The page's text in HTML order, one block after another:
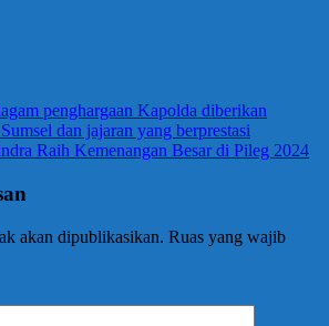
penghargaan Kapolda diberikan
dan jajaran yang berprestasi
Raih Kemenangan Besar di Pileg 2024
akan dipublikasikan. Ruas yang wajib